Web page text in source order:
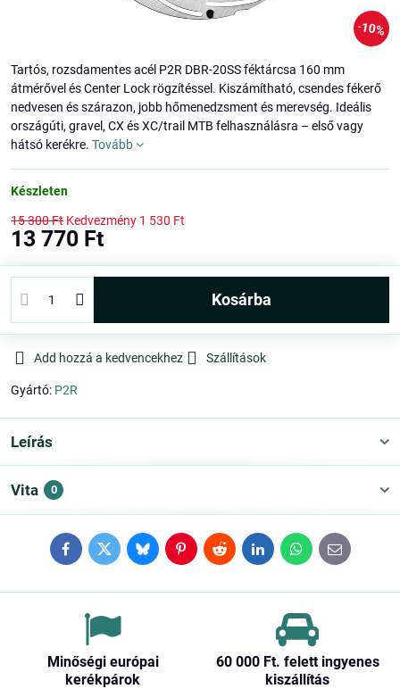
10%
Tartós, rozsdamentes acél P2R DBR-20SS féktárcsa 160 mm
átmérővel és Center Lock rögzítéssel. Kiszámítható, csendes fékerő
nedvesen és szárazon, jobb hőmenedzsment és merevség. Ideális
országúti, gravel, CX és XC/trail MTB felhasználásra – első vagy
hátsó kerékre. Tovább
Készleten
15 300 Ft Kedvezmény 1 530 Ft
13 770 Ft
kosárba
Add hozzá a kedvencekhez Szállítások
Gyártó: P2R
Leírás
Vita 0
FacebookTwitterBlueskyPinterestRedditLinkedInWhatsApp
E-
mail
Minőségi európai
kerékpárok
60 000 Ft​. felett ingyenes
kiszállítás